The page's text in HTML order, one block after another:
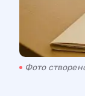
Фото